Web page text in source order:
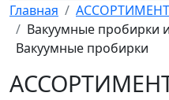
Главная
АССОРТИМЕНТ
Вакуумные пробирки
Вакуумные пробирки